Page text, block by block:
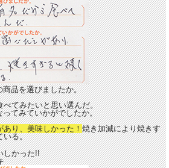
品を選びましたか。
べてみたいと思い選んだ。
てみていかがでしたか。
り、美味しかった！ 焼き加減により焼きす
いる。
しかった!!